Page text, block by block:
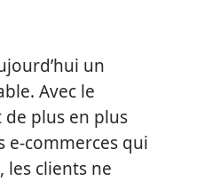
un
Avec le
plus en plus
e-commerces qui
clients ne